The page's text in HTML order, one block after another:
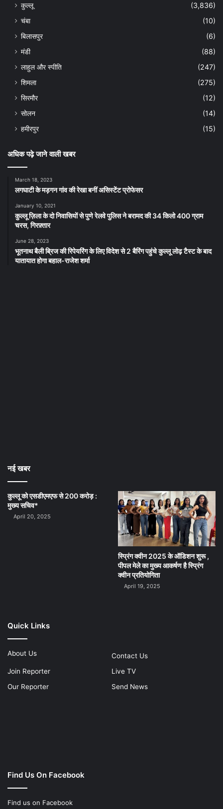
कुल्लू
(3,836)
चंबा
(10)
बिलासपुर
(6)
मंडी
(88)
लाहुल और स्पीति
(247)
शिमला
(275)
सिरमौर
(12)
सोलन
(14)
हमीरपुर
(15)
अधिक पढ़े जाने वाली खबर
March 18, 2023
लगघाटी के मड़गन गांव की रेखा बनीं असिस्टेंट प्रोफेसर
January 10, 2021
कुल्लू ज़िला के दो निवासियों से पुणे रेलवे पुलिस ने बरामद की 34 किलो 400 ग्राम
चरस, गिरफ़्तार
June 28, 2023
भूतनाथ बैली ब्रिज की रिपेयरिंग के लिए विदेश से 2 बैरिंग पहुंचे कुल्लू लोढ़ टैस्ट के बाद
यातायात होगा बहाल-राजेश शर्मा
About Us
Join Reporter
Live TV
Our Reporter
Send News
Sitemap
Privacy Policy Terms & Conditions
FacebookTwitterYouTube